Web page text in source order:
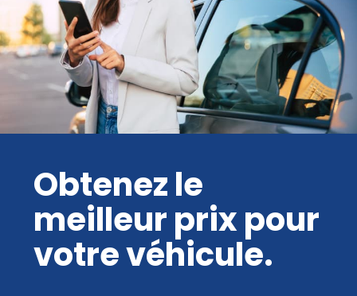
Obtenez le
meilleur prix pour
votre véhicule.